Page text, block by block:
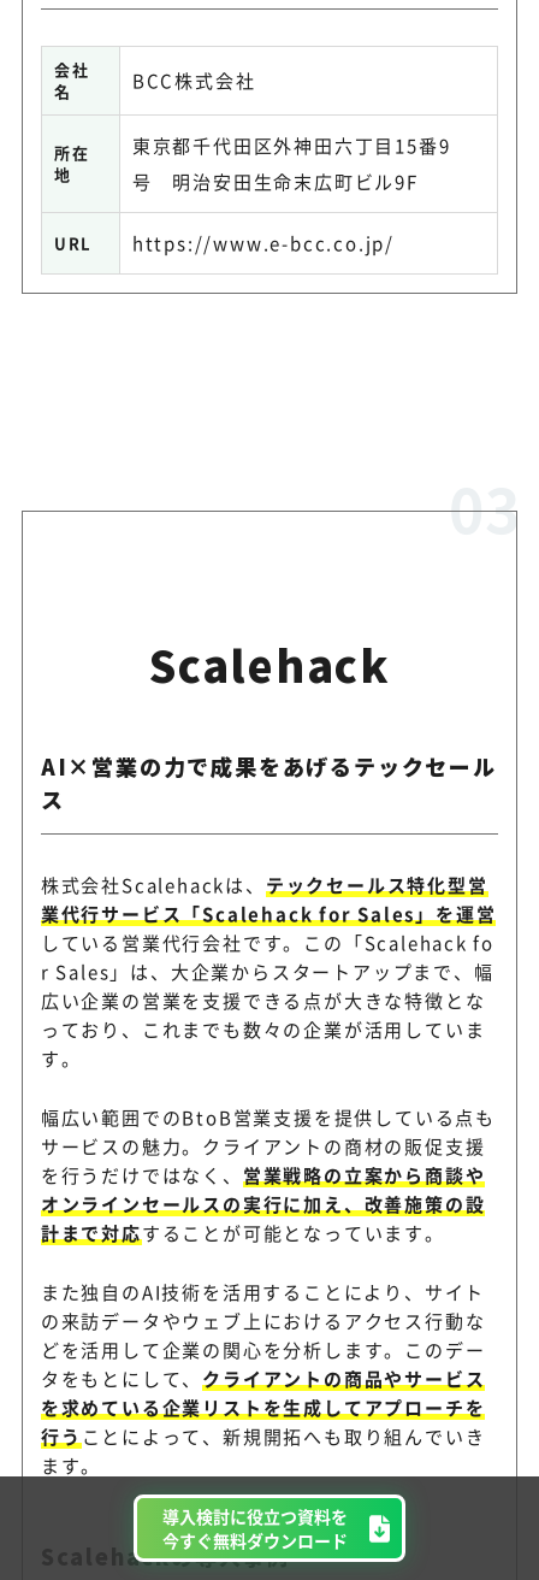
導入検討に役立つ資料を
今すぐ無料ダウンロード
会社
名
BCC株式会社
所在
地
東京都千代田区外神田六丁目15番9
号 明治安田生命末広町ビル9F
URL https://www.e-bcc.co.jp/
Scalehack
AI×営業の力で成果をあげるテックセール
ス
株式会社Scalehackは、 テックセールス特化型営
業代行サービス「Scalehack for Sales」を運営
している営業代行会社です。この「Scalehack fo
r Sales」は、大企業からスタートアップまで、幅
広い企業の営業を支援できる点が大きな特徴とな
っており、これまでも数々の企業が活用していま
す。
幅広い範囲でのBtoB営業支援を提供している点も
サービスの魅力。クライアントの商材の販促支援
を行うだけではなく、 営業戦略の立案から商談や
オンラインセールスの実行に加え、改善施策の設
計まで対応することが可能となっています。
また独自のAI技術を活用することにより、サイト
の来訪データやウェブ上におけるアクセス行動な
どを活用して企業の関心を分析します。このデー
タをもとにして、クライアントの商品やサービス
を求めている企業リストを生成してアプローチを
行うことによって、新規開拓へも取り組んでいき
ます。
Scalehackの導入事例